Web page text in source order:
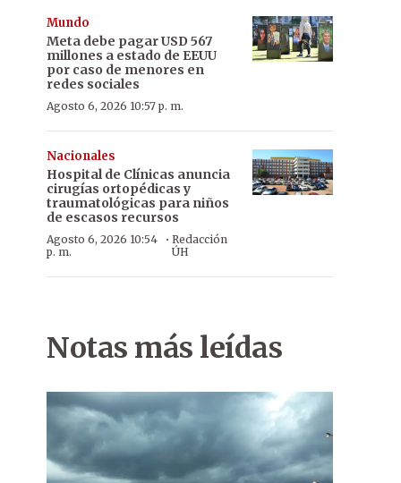
Mundo
Meta debe pagar USD 567
millones a estado de EEUU
por caso de menores en
redes sociales
Agosto 6, 2026 10:57 p. m.
Nacionales
Hospital de Clínicas anuncia
cirugías ortopédicas y
traumatológicas para niños
de escasos recursos
Agosto 6, 2026 10:54
p. m.
· Redacción
ÚH
Notas más leídas